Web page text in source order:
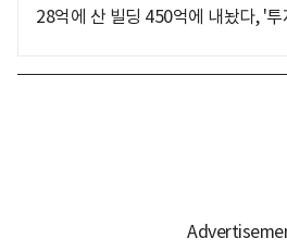
28억에 산 빌딩 450억에 내놨다, '